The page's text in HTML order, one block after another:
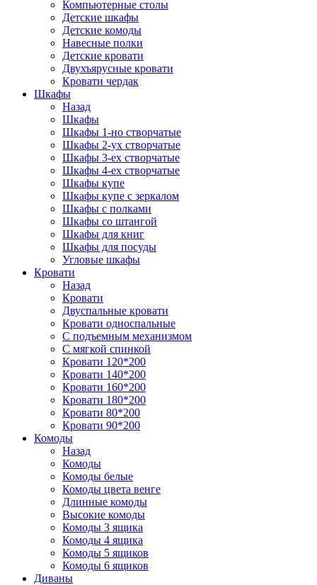
Компьютерные столы
Детские шкафы
Детские комоды
Навесные полки
Детские кровати
Двухъярусные кровати
Кровати чердак
Шкафы
Назад
Шкафы
Шкафы 1-но створчатые
Шкафы 2-ух створчатые
Шкафы 3-ех створчатые
Шкафы 4-ех створчатые
Шкафы купе
Шкафы купе с зеркалом
Шкафы с полками
Шкафы со штангой
Шкафы для книг
Шкафы для посуды
Угловые шкафы
Кровати
Назад
Кровати
Двуспальные кровати
Кровати односпальные
С подъемным механизмом
С мягкой спинкой
Кровати 120*200
Кровати 140*200
Кровати 160*200
Кровати 180*200
Кровати 80*200
Кровати 90*200
Комоды
Назад
Комоды
Комоды белые
Комоды цвета венге
Длинные комоды
Высокие комоды
Комоды 3 ящика
Комоды 4 ящика
Комоды 5 ящиков
Комоды 6 ящиков
Диваны